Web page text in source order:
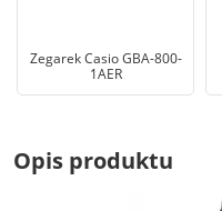
Zegarek Casio GBA-800-
1AER
Opis produktu